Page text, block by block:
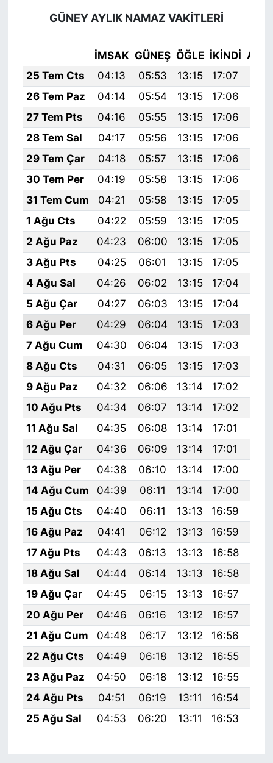
GÜNEY AYLIK NAMAZ VAKITLERI
İMSAK GÜNEŞ ÖĞLE İKINDI
25 Tem Cts
04:13 05:53 13:15 17:07
26 Tem Paz
04:14 05:54 13:15 17:06
27 Tem Pts
04:16 05:55 13:15 17:06
28 Tem Sal
04:17 05:56 13:15 17:06
29 Tem Çar
04:18 05:57 13:15 17:06
30 Tem Per
04:19 05:58 13:15 17:06
31 Tem Cum
04:21 05:58 13:15 17:05
1 Ağu Cts
04:22 05:59 13:15 17:05
2 Ağu Paz
04:23 06:00 13:15 17:05
3 Ağu Pts
04:25 06:01 13:15 17:05
4 Ağu Sal
04:26 06:02 13:15 17:04
5 Ağu Çar
04:27 06:03 13:15 17:04
6 Ağu Per
04:29 06:04 13:15 17:03
7 Ağu Cum
04:30 06:04 13:15 17:03
8 Ağu Cts
04:31 06:05 13:15 17:03
9 Ağu Paz
04:32 06:06 13:14 17:02
10 Ağu Pts
04:34 06:07 13:14 17:02
11 Ağu Sal
04:35 06:08 13:14 17:01
12 Ağu Çar
04:36 06:09 13:14 17:01
13 Ağu Per
04:38 06:10 13:14 17:00
14 Ağu Cum
04:39 06:11 13:14 17:00
15 Ağu Cts
04:40 06:11 13:13 16:59
16 Ağu Paz
04:41 06:12 13:13 16:59
17 Ağu Pts
04:43 06:13 13:13 16:58
18 Ağu Sal
04:44 06:14 13:13 16:58
19 Ağu Çar
04:45 06:15 13:13 16:57
20 Ağu Per
04:46 06:16 13:12 16:57
21 Ağu Cum
04:48 06:17 13:12 16:56
22 Ağu Cts
04:49 06:18 13:12 16:55
23 Ağu Paz
04:50 06:18 13:12 16:55
24 Ağu Pts
04:51 06:19 13:11 16:54
25 Ağu Sal
04:53 06:20 13:11 16:53